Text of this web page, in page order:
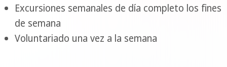
Excursiones semanales de día completo los fines
de semana
Voluntariado una vez a la semana